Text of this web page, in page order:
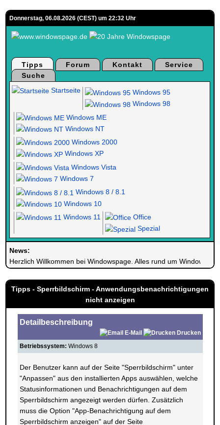
Donnerstag, 06.08.2026 (CEST) um 22:32 Uhr
Tipps Forum Kontakt
Service
Suche
Startseite
Windows 95
Windows 98
Windows ME
Windows NT
Windows 2000
Windows XP
Windows Vista
Windows 7
Windows 8 / 8.1
Windows 10
Windows 11
Office
Spezial
News:
Herzlich Willkommen bei Windowspage. Alles rund um Windows.
Tipps - Sperrbildschirm - Anwendungsbenachrichtigungen
nicht anzeigen
Detailbeschreibung
E-Mail
Drucken
Betriebssystem: Windows 8
Der Benutzer kann auf der Seite "Sperrbildschirm" unter
"Anpassen" aus den installierten Apps auswählen, welche
Statusinformationen und Benachrichtigungen auf dem
Sperrbildschirm angezeigt werden dürfen. Zusätzlich
muss die Option "App-Benachrichtigung auf dem
Sperrbildschirm anzeigen" auf der Seite